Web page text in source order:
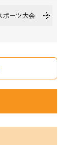
ーツ大会